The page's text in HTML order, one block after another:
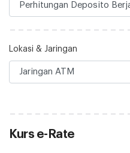
Lokasi & Jaringan
Kurs e-Rate